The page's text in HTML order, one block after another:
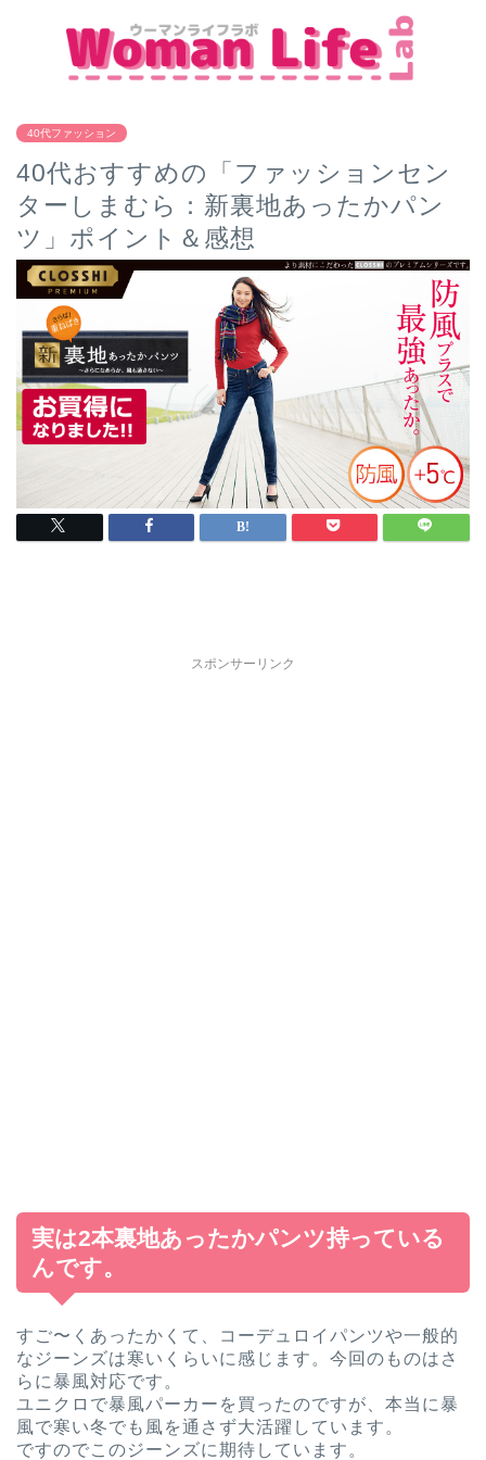
40代ファッション
40代おすすめの「ファッションセン
ターしまむら：新裏地あったかパン
ツ」ポイント＆感想
スポンサーリンク
実は2本裏地あったかパンツ持っている
んです。
すご〜くあったかくて、コーデュロイパンツや一般的
なジーンズは寒いくらいに感じます。今回のものはさ
らに暴風対応です。
ユニクロで暴風パーカーを買ったのですが、本当に暴
風で寒い冬でも風を通さず大活躍しています。
ですのでこのジーンズに期待しています。